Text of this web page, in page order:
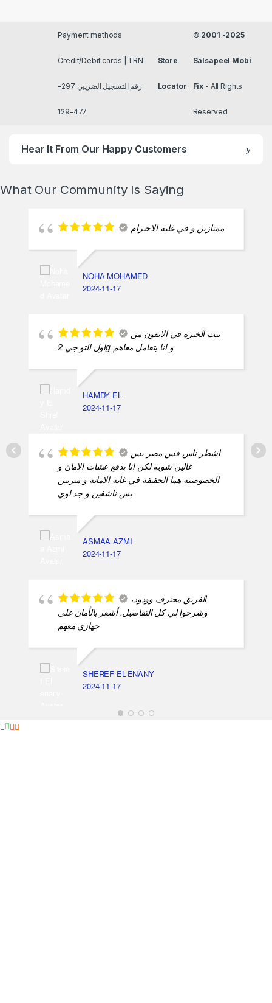
Payment methods
Credit/Debit cards | TRN
رقم التسجيل الضريبي 297-
477-129
Store
Locator
© 2001 -2025
Salsapeel Mobi
Fix - All Rights
Reserved
Hear It From Our Happy Customers
What Our Community Is Saying
ممتازين و في غليه الاحترام
NOHA MOHAMED
2024-11-17
بيت الخبره في الايفون من
اول التو جي 2g و انا بتعامل معاهم
HAMDY EL
2024-11-17
اشطر ناس فس مصر بس
غالين شويه لكن انا بدفع عشات الامان و
الخصوصيه هما الحقيقه في غايه الامانه و متربين
بس ناشفين و جد اوي
ASMAA AZMI
2024-11-17
الفريق محترف وودود،
وشرحوا لي كل التفاصيل. أشعر بالأمان على
جهازي معهم
SHEREF EL-ENANY
2024-11-17